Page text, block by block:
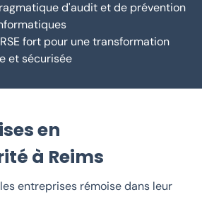
d'audit et de prévention
fort pour une transformation
et sécurisée
en
à Reims
entreprises rémoise dans leur